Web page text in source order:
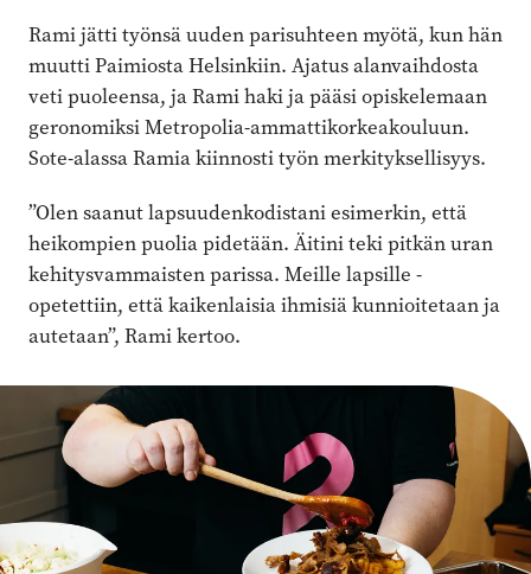
Rami jätti työnsä uuden parisuhteen myötä, kun hän
muutti Paimiosta Helsinkiin. Ajatus alanvaihdosta
veti puoleensa, ja Rami haki ja pääsi opiskelemaan
geronomiksi Metropolia-ammattikorkeakouluun.
Sote-alassa Ramia kiinnosti työn merkityksellisyys.
”Olen saanut lapsuudenkodistani ­esimerkin, että
heikompien puolia pidetään. Äitini teki pitkän uran
kehitys­vammaisten parissa. Meille lapsille ­
opetettiin, että kaikenlaisia ihmisiä kun­nioitetaan ja
autetaan”, Rami kertoo.